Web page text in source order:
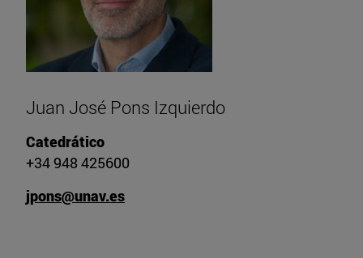
Juan José Pons Izquierdo
Catedrático
+34 948 425600
jpons@unav.es